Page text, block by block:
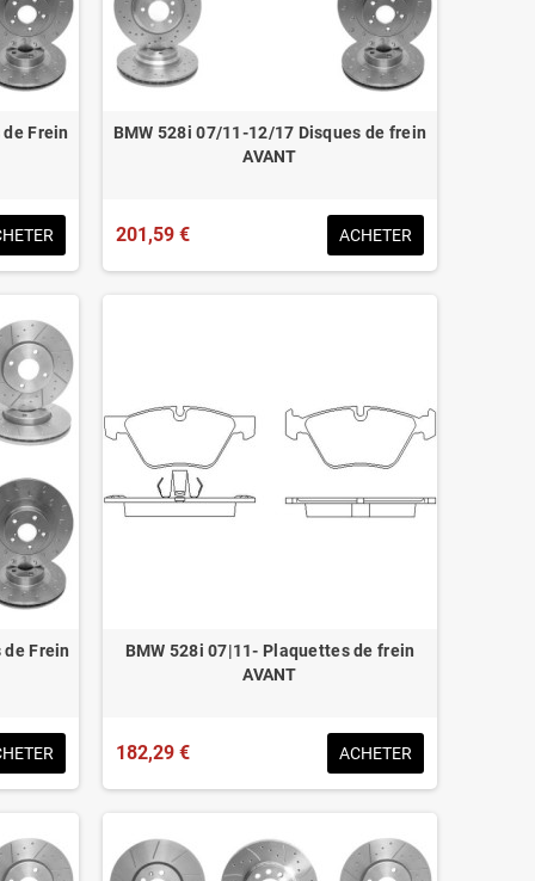
Frein
BMW 528i 07/11-12/17 Disques de frein
AVANT
201,59 € ACHETER
de Frein
BMW 528i 07|11- Plaquettes de frein
AVANT
182,29 € ACHETER